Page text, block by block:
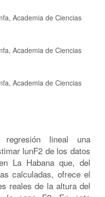
Academia de Ciencias
Academia de Ciencias
Academia de Ciencias
regresión lineal una
lunF2 de los datos
La Habana que, del
calculadas, ofrece el
reales de la altura del